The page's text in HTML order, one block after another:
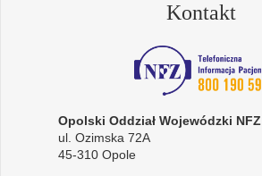
Kontakt
Opolski Oddział Wojewódzki NFZ
ul. Ozimska 72A
45-310 Opole